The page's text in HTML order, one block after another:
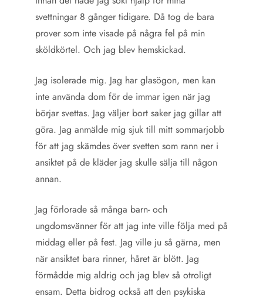
svettningar 8 gånger tidigare. Då tog de bara
prover som inte visade på några fel på min
sköldkörtel. Och jag blev hemskickad.
Jag isolerade mig. Jag har glasögon, men kan
inte använda dom för de immar igen när jag
börjar svettas. Jag väljer bort saker jag gillar att
göra. Jag anmälde mig sjuk till mitt sommarjobb
för att jag skämdes över svetten som rann ner i
ansiktet på de kläder jag skulle sälja till någon
annan.
Jag förlorade så många barn- och
ungdomsvänner för att jag inte ville följa med på
middag eller på fest. Jag ville ju så gärna, men
när ansiktet bara rinner, håret är blött. Jag
förmådde mig aldrig och jag blev så otroligt
ensam. Detta bidrog också att den psykiska